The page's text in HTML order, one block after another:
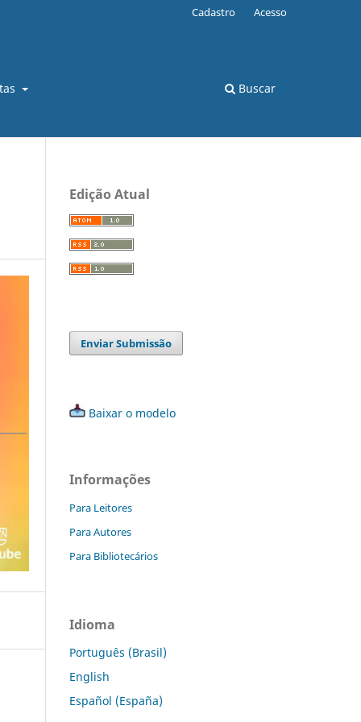
Buscar
Cadastro Acesso
Edição Atual
Enviar Submissão
Baixar o modelo
Informações
Para Leitores
Para Autores
Para Bibliotecários
Idioma
Português (Brasil)
English
Español (España)